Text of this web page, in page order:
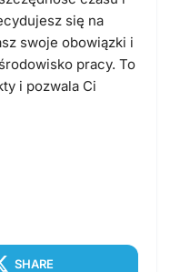
się na
swoje obowiązki i
pracy. To
i pozwala Ci
SHARE